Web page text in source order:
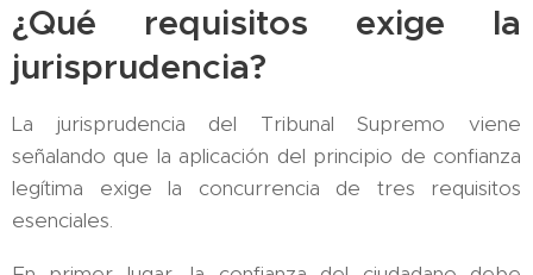
¿Qué requisitos exige la
jurisprudencia?
La jurisprudencia del Tribunal Supremo viene
señalando que la aplicación del principio de confianza
legítima exige la concurrencia de tres requisitos
esenciales.